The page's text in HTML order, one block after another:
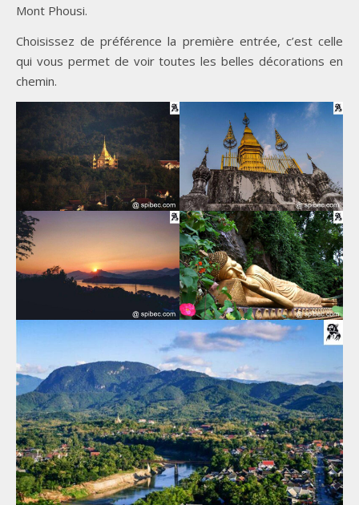
Mont Phousi.
Choisissez de préférence la première entrée, c’est celle
qui vous permet de voir toutes les belles décorations en
chemin.